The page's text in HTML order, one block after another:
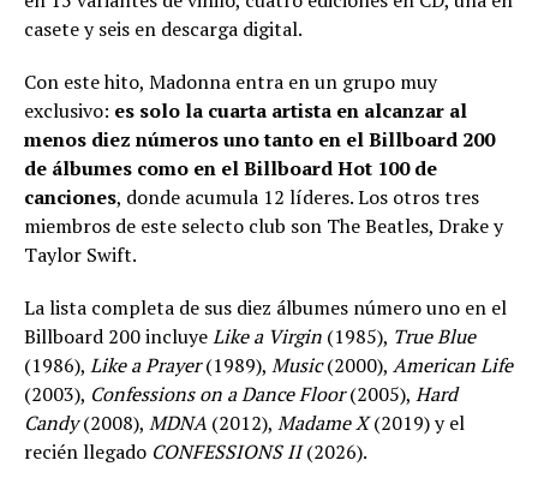
casete y seis en descarga digital.
Con este hito, Madonna entra en un grupo muy
exclusivo: es solo la cuarta artista en alcanzar al
menos diez números uno tanto en el Billboard 200
de álbumes como en el Billboard Hot 100 de
canciones, donde acumula 12 líderes. Los otros tres
miembros de este selecto club son The Beatles, Drake y
Taylor Swift.
La lista completa de sus diez álbumes número uno en el
Billboard 200 incluyeLike a Virgin (1985), True Blue
(1986), Like a Prayer(1989), Music(2000), American Life
(2003), Confessions on a Dance Floor(2005), Hard
Candy(2008), MDNA (2012), Madame X(2019) y el
recién llegado CONFESSIONS II(2026).